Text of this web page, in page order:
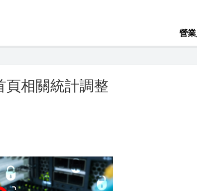
營
頁相關統計調整